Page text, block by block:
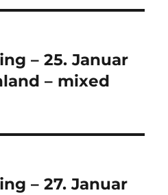
– 25. Januar
– mixed
– 27. Januar